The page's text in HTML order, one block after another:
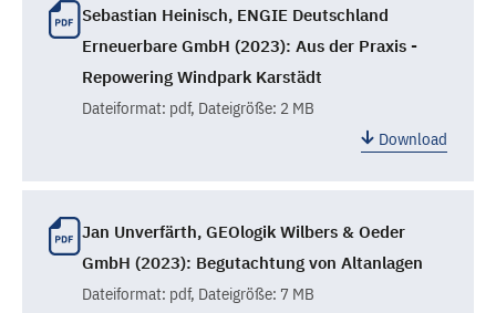
Sebastian Heinisch, ENGIE Deutschland
Erneuerbare GmbH (2023): Aus der Praxis -
Repowering Windpark Karstädt
Dateiformat: pdf, Dateigröße: 2 MB
Download
Jan Unverfärth, GEOlogik Wilbers & Oeder
GmbH (2023): Begutachtung von Altanlagen
Dateiformat: pdf, Dateigröße: 7 MB